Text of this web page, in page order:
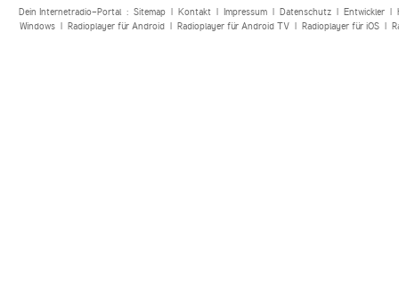
Dein Internetradio-Portal : Sitemap| Kontakt| Impressum| Datenschutz| Entwickler|
Windows| Radioplayer für Android| Radioplayer für Android TV| Radioplayer für iOS|